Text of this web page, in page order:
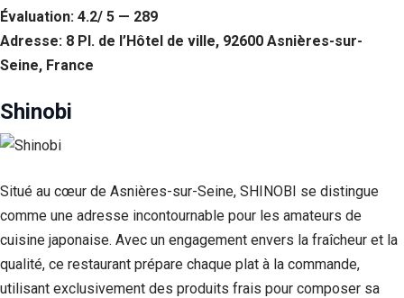
Évaluation: 4.2/ 5 — 289
Adresse: 8 Pl. de l’Hôtel de ville, 92600 Asnières-sur-
Seine, France
Shinobi
Situé au cœur de Asnières-sur-Seine, SHINOBI se distingue
comme une adresse incontournable pour les amateurs de
cuisine japonaise. Avec un engagement envers la fraîcheur et la
qualité, ce restaurant prépare chaque plat à la commande,
utilisant exclusivement des produits frais pour composer sa